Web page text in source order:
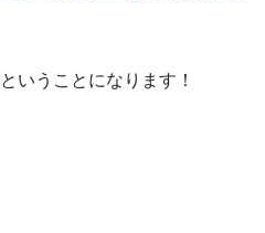
ということになります！